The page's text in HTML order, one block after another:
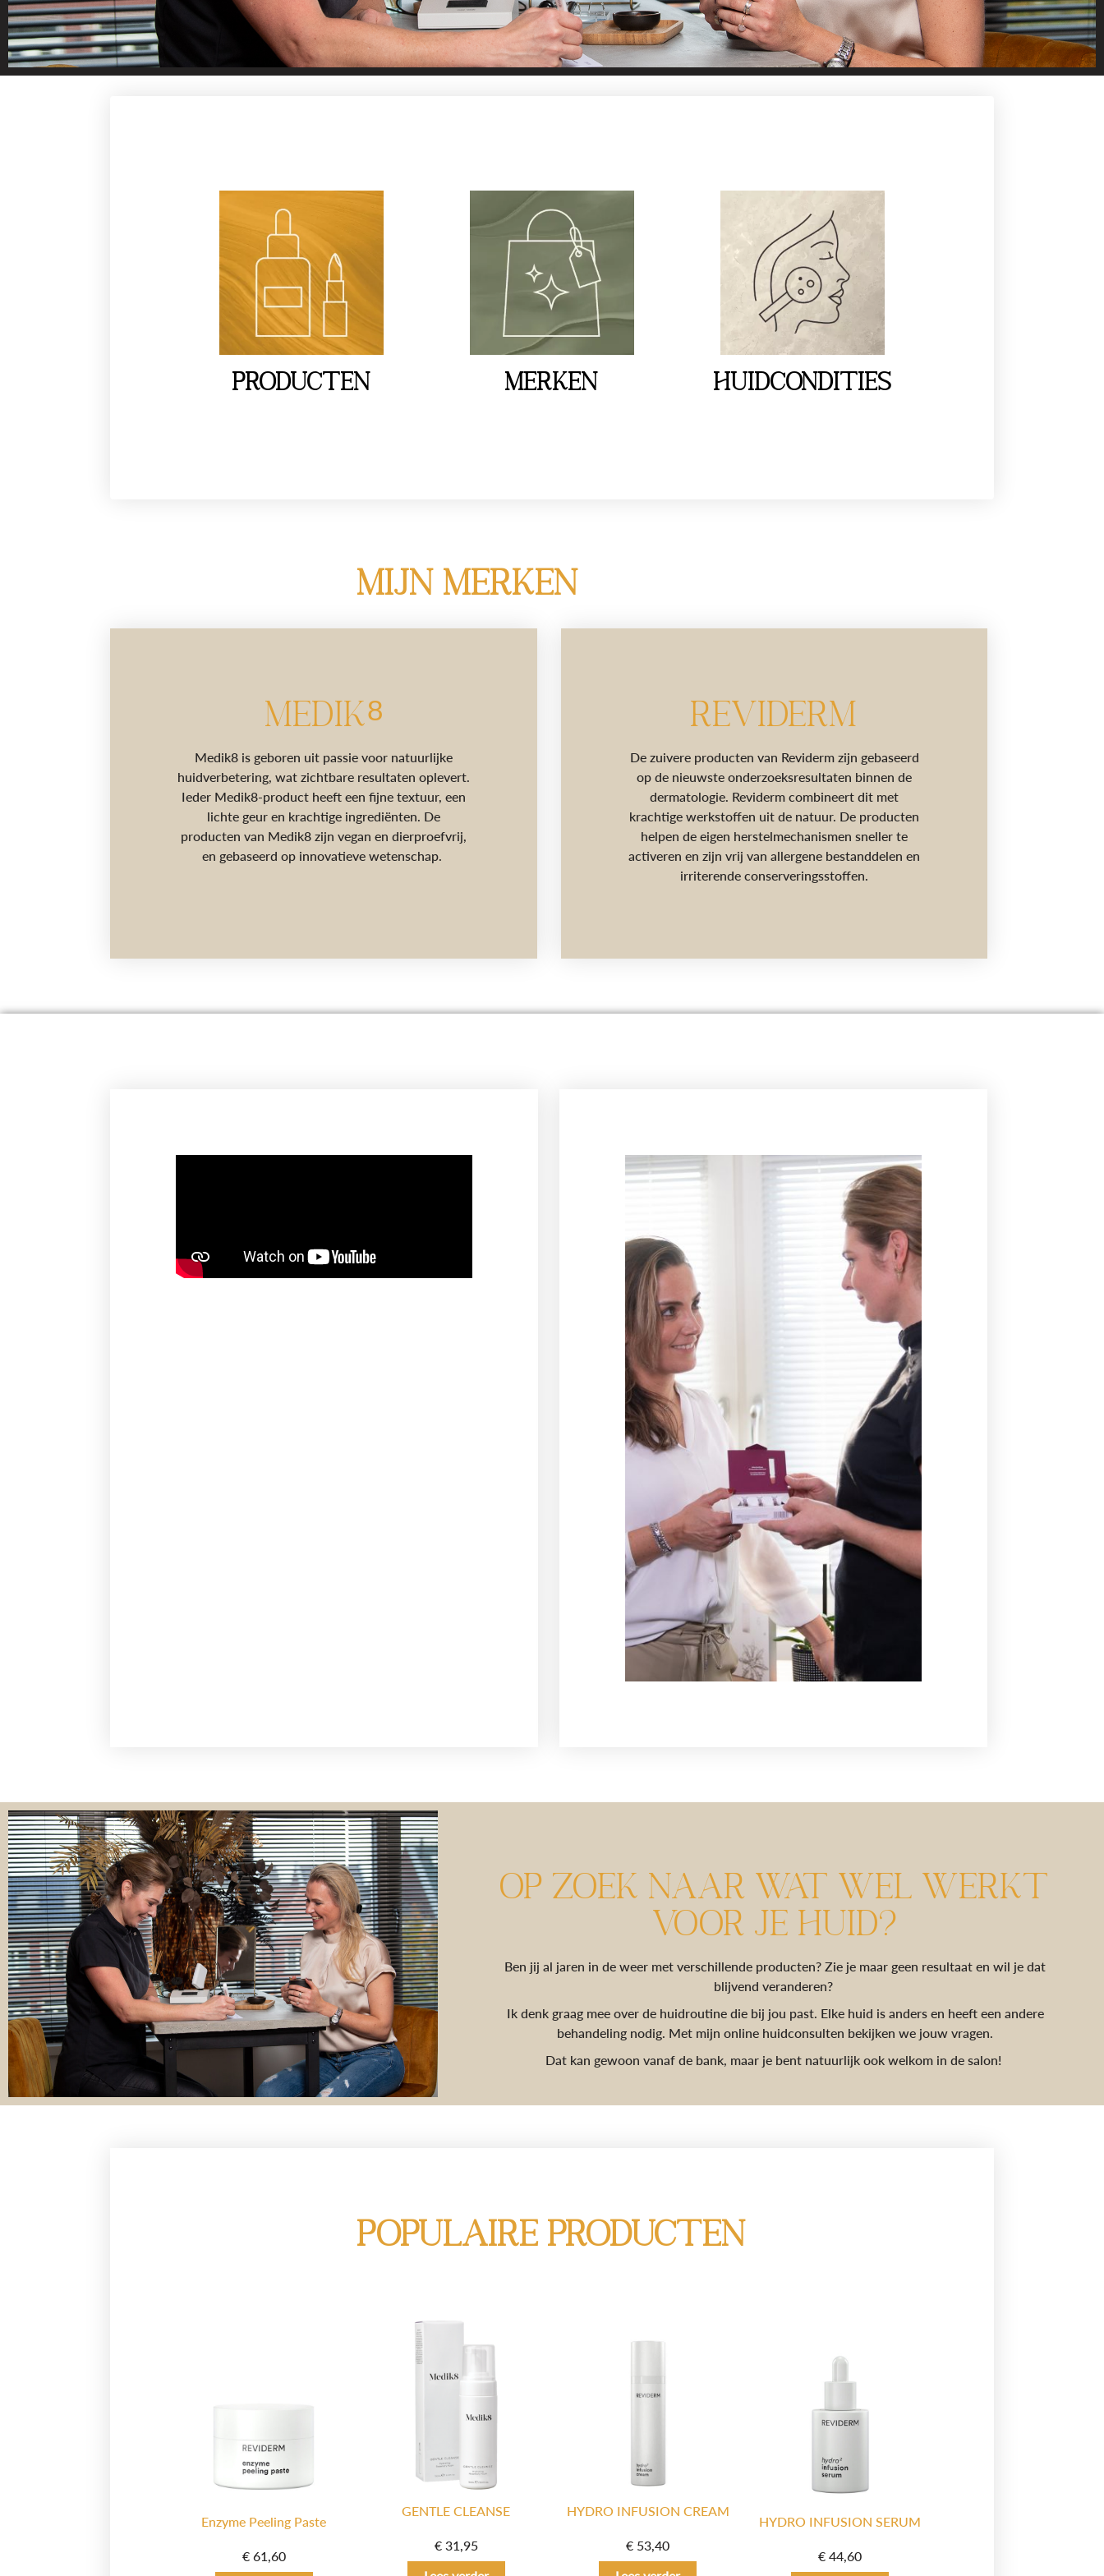
Ontdek hier alle producten van Medik8 & Reviderm voor natuurlijke huidverbetering. Filter
op jouw huidconditie en vind de juiste producten. Kom je er niet uit? Ik help je graag met
het kiezen van het perfecte product in combinatie met jouw huid!
Contact met Linda
Producten Merken Huidcondities
MIJN MERKEN
MEDIK8
Medik8 is geboren uit passie voor natuurlijke
huidverbetering, wat zichtbare resultaten oplevert.
Ieder Medik8-product heeft een fijne textuur, een
lichte geur en krachtige ingrediënten. De
producten van Medik8 zijn vegan en dierproefvrij,
en gebaseerd op innovatieve wetenschap.
REVIDERM
De zuivere producten van Reviderm zijn gebaseerd
op de nieuwste onderzoeksresultaten binnen de
dermatologie. Reviderm combineert dit met
krachtige werkstoffen uit de natuur. De producten
helpen de eigen herstelmechanismen sneller te
activeren en zijn vrij van allergene bestanddelen en
irriterende conserveringsstoffen.
OP ZOEK NAAR WAT WEL WERKT
VOOR JE HUID?
Ben jij al jaren in de weer met verschillende producten? Zie je maar geen resultaat en wil je dat
blijvend veranderen?
Ik denk graag mee over de huidroutine die bij jou past. Elke huid is anders en heeft een andere
behandeling nodig. Met mijn online huidconsulten bekijken we jouw vragen.
Dat kan gewoon vanaf de bank, maar je bent natuurlijk ook welkom in de salon!
Populaire producten
Enzyme Peeling Paste
€61,60
GENTLE CLEANSE
€31,95
HYDRO INFUSION CREAM
€ 53,40
HYDRO INFUSION SERUM
€ 44,60